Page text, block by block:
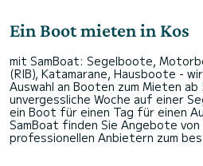
Ein Boot mieten in Kos
mit SamBoat: Segelboote,
(RIB), Katamarane, Hausboote -
Auswahl an Booten zum Mieten
unvergessliche Woche auf einer
ein Boot für einen Tag für einen
SamBoat finden Sie Angebote
professionellen Anbietern zum